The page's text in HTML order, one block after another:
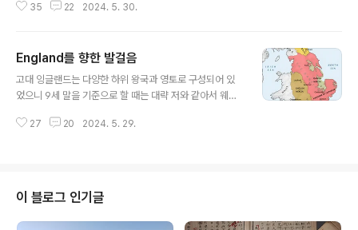
로 아우구스투스 Augustus 시대에 로마 제국의 상업과
에서 온 다양하고 이국적인 상품을 판매하는 장소로서 로
마에 꼭 필요한 곳이었다. 상인들은 곡물과 운송 서비스부
터 심지어 코끼리와 기린까지 무엇이든 팔기 위해 이곳에
구성한 다양한 문화를 대표하는 곳이기도 했다. 제국 전역
35 22 2024. 5. 30.
England를 향한 발걸음
고대 잉글랜드는 다양한 하위 왕국과 영토로 구성되어 있
었으니 9세 말을 기준으로 할 때는 대략 저와 같아서 웨식
세계였다. 이 4개 왕국이 훗날 잉글랜드로 통합하는 토대
래다. 독일어는 크게 저지 독일어와 고지 독일어가 있었으
니 저지 독일어가 훗날 영어로 분파한다. (까꾸로인가? 하
도 오래 되어 놔서 모르겠다.) 실상 영어랑 독어가 문법이
27 20 2024. 5. 29.
이 블로그 인기글